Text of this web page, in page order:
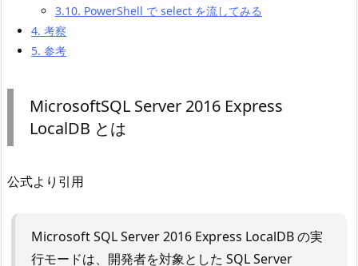
3.10. PowerShell で select を流してみる
4. 考察
5. 参考
MicrosoftSQL Server 2016 Express
LocalDB とは
公式より引用
Microsoft SQL Server 2016 Express LocalDB の実
行モードは、開発者を対象とした SQL Server